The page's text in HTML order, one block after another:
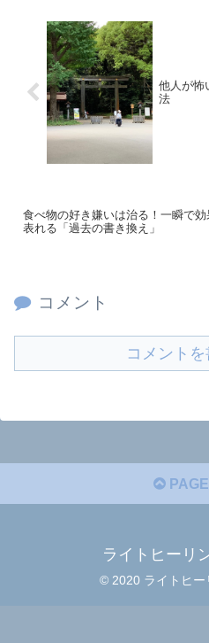
他人が
法
食べ物の好き嫌いは治る！一瞬で効
表れる「過去の書き換え」
コメント
コメント
ライトヒーリ
© 2020 ライトヒー